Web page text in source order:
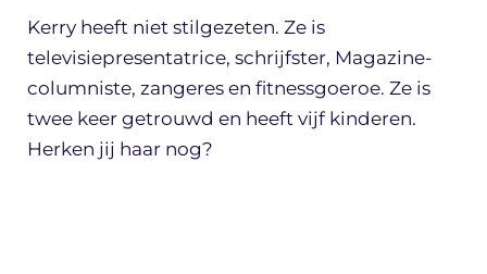
Kerry heeft niet stilgezeten. Ze is
televisiepresentatrice, schrijfster, Magazine-
columniste, zangeres en fitnessgoeroe. Ze is
twee keer getrouwd en heeft vijf kinderen.
Herken jij haar nog?